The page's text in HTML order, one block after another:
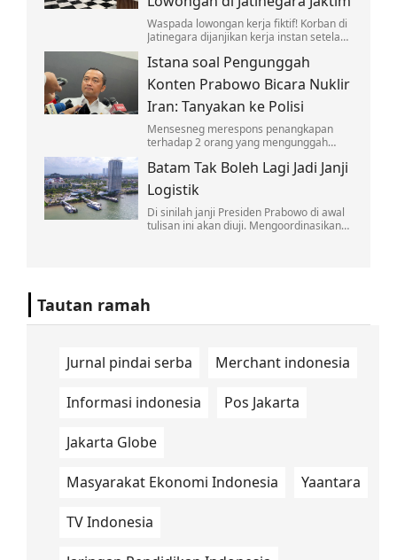
Waspada lowongan kerja fiktif! Korban di
Jatinegara dijanjikan kerja instan setelah
berujung penipuan yang viral di medsos.
Istana soal Pengunggah
Konten Prabowo Bicara Nuklir
Iran: Tanyakan ke Polisi
Mensesneg merespons penangkapan
terhadap 2 orang yang mengunggah
soal nuklir Iran disertai komentar
provokatif.
Batam Tak Boleh Lagi Jadi Janji
Logistik
Di sinilah janji Presiden Prabowo di awal
tulisan ini akan diuji. Mengoordinasikan
Tautan ramah
Jurnal pindai serba Merchant indonesia
Informasi indonesia Pos Jakarta
Jakarta Globe
Masyarakat Ekonomi Indonesia Yaantara
TV Indonesia